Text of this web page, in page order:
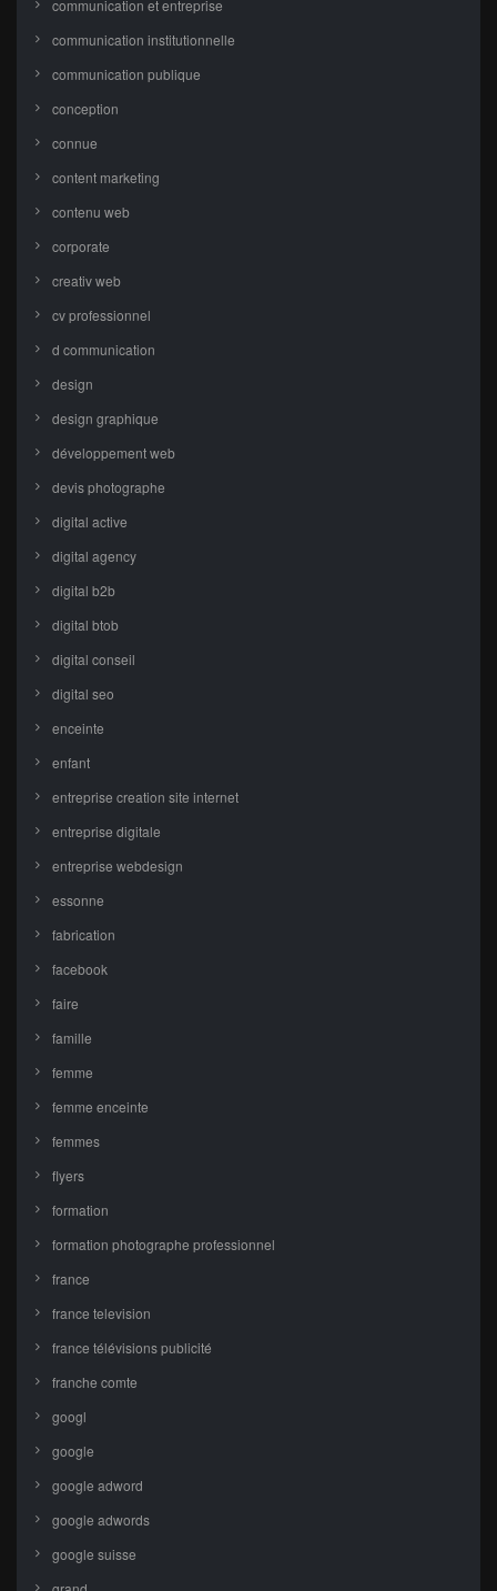
communication et entreprise
communication institutionnelle
communication publique
conception
connue
content marketing
contenu web
corporate
creativ web
cv professionnel
d communication
design
design graphique
développement web
devis photographe
digital active
digital agency
digital b2b
digital btob
digital conseil
digital seo
enceinte
enfant
entreprise creation site internet
entreprise digitale
entreprise webdesign
essonne
fabrication
facebook
faire
famille
femme
femme enceinte
femmes
flyers
formation
formation photographe professionnel
france
france television
france télévisions publicité
franche comte
googl
google
google adword
google adwords
google suisse